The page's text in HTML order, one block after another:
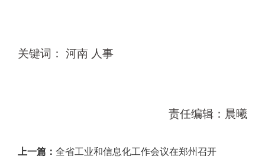
关键词： 河南 人事
责任编辑：晨曦
上一篇： 全省工业和信息化工作会议在郑州召开